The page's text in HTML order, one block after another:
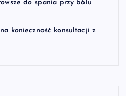
do spania przy bólu
konieczność konsultacji z